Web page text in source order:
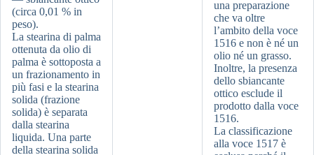
(circa 0,01 % in
peso).
La stearina di palma
ottenuta da olio di
palma è sottoposta a
un frazionamento in
più fasi e la stearina
solida (frazione
solida) è separata
dalla stearina
liquida. Una parte
della stearina solida
una preparazione
che va oltre
l’ambito della voce
1516 e non è né un
olio né un grasso.
Inoltre, la presenza
dello sbiancante
ottico esclude il
prodotto dalla voce
1516.
La classificazione
alla voce 1517 è